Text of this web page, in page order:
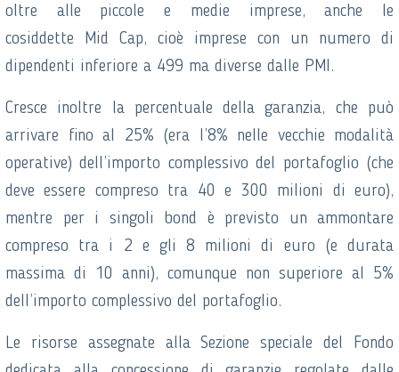
oltre alle piccole e medie imprese, anche le
cosiddette Mid Cap, cioè imprese con un numero di
dipendenti inferiore a 499 ma diverse dalle PMI.
Cresce inoltre la percentuale della garanzia, che può
arrivare fino al 25% (era l’8% nelle vecchie modalità
operative) dell’importo complessivo del portafoglio (che
deve essere compreso tra 40 e 300 milioni di euro),
mentre per i singoli bond è previsto un ammontare
compreso tra i 2 e gli 8 milioni di euro (e durata
massima di 10 anni), comunque non superiore al 5%
dell’importo complessivo del portafoglio.
Le risorse assegnate alla Sezione speciale del Fondo